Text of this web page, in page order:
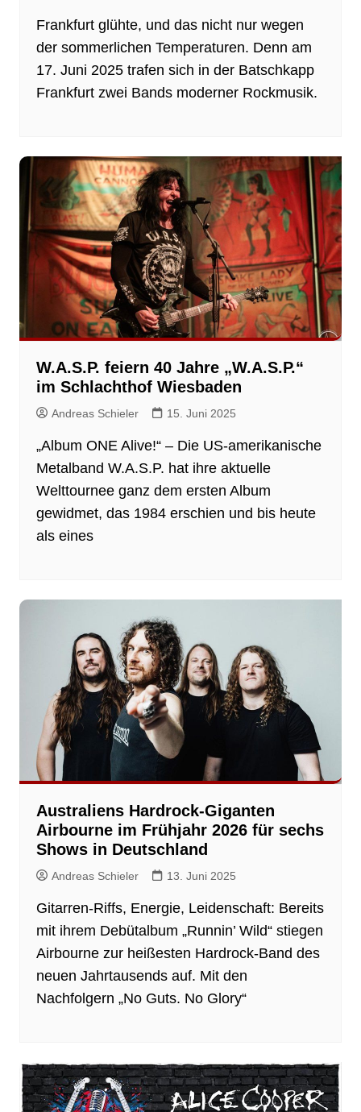
Frankfurt glühte, und das nicht nur wegen
der sommerlichen Temperaturen. Denn am
17. Juni 2025 trafen sich in der Batschkapp
Frankfurt zwei Bands moderner Rockmusik.
W.A.S.P. feiern 40 Jahre „W.A.S.P.“
im Schlachthof Wiesbaden
Andreas Schieler 15. Juni 2025
„Album ONE Alive!“ – Die US-amerikanische
Metalband W.A.S.P. hat ihre aktuelle
Welttournee ganz dem ersten Album
gewidmet, das 1984 erschien und bis heute
als eines
Australiens Hardrock-Giganten
Airbourne im Frühjahr 2026 für sechs
Shows in Deutschland
Andreas Schieler 13. Juni 2025
Gitarren-Riffs, Energie, Leidenschaft: Bereits
mit ihrem Debütalbum „Runnin’ Wild“ stiegen
Airbourne zur heißesten Hardrock-Band des
neuen Jahrtausends auf. Mit den
Nachfolgern „No Guts. No Glory“